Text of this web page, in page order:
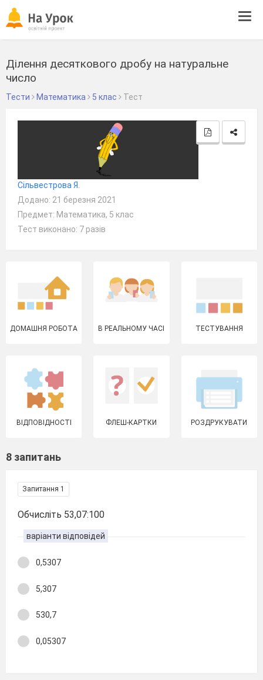
Ділення десяткового дробу на натуральне
число
Тести Математика 5 клас Тест
Сільвестрова Я.
Додано: 21 березня 2021
Предмет: Математика, 5 клас
Тест виконано: 7 разів
ДОМАШНЯ РОБОТА В РЕАЛЬНОМУ ЧАСІ ТЕСТУВАННЯ
ВІДПОВІДНОСТІ ФЛЕШ-КАРТКИ РОЗДРУКУВАТИ
8 запитань
Запитання 1
Обчисліть 53,07:100
варіанти відповідей
0,5307
5,307
530,7
0,05307